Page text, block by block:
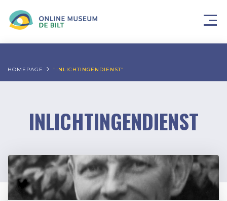
HOMEPAGE "INLICHTINGENDIENST"
INLICHTINGENDIENST